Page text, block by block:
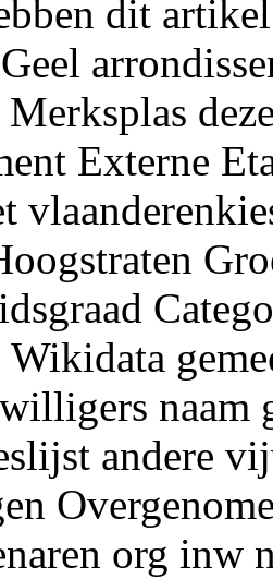
dit
Externe
Wikidata
naam
andere
org inw